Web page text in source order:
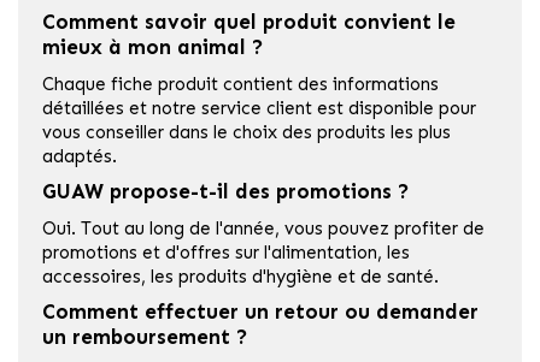
Comment savoir quel produit convient le
mieux à mon animal ?
Chaque fiche produit contient des informations
détaillées et notre service client est disponible pour
vous conseiller dans le choix des produits les plus
adaptés.
GUAW propose-t-il des promotions ?
Oui. Tout au long de l'année, vous pouvez profiter de
promotions et d'offres sur l'alimentation, les
accessoires, les produits d'hygiène et de santé.
Comment effectuer un retour ou demander
un remboursement ?